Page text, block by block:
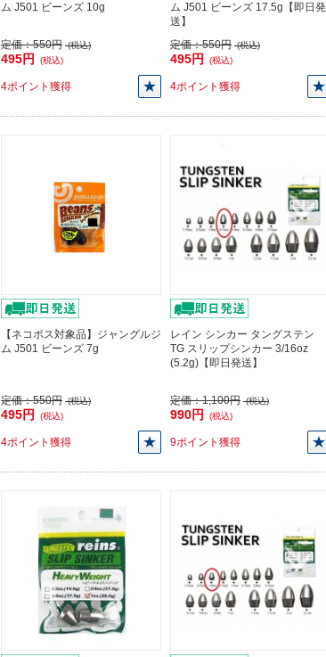
ム J501 ビーンズ 10g
定価：550円 (税込)
495円 (税込)
4ポイント獲得
ム J501 ビーンズ 17.5g【即日発
送】
定価：550円 (税込)
495円 (税込)
4ポイント獲得
【ネコポス対象品】ジャングルジ
ム J501 ビーンズ 7g
定価：550円 (税込)
495円 (税込)
4ポイント獲得
レイン シンカー タングステン
TG スリップシンカー 3/16oz
(5.2g)【即日発送】
定価：1,100円 (税込)
990円 (税込)
9ポイント獲得